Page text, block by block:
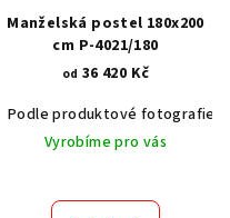
vintage BT1551
Dub světlý
Manželská postel 180x200
cm P-4021/180
od 36 420 Kč
Podle produktové fotografie
Vyrobíme pro vás